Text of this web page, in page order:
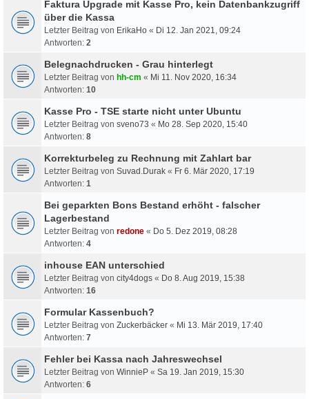
Faktura Upgrade mit Kasse Pro, kein Datenbankzugriff
über die Kassa
Letzter Beitrag von ErikaHo « Di 12. Jan 2021, 09:24
Antworten: 2
Belegnachdrucken - Grau hinterlegt
Letzter Beitrag von hh-cm « Mi 11. Nov 2020, 16:34
Antworten: 10
Kasse Pro - TSE starte nicht unter Ubuntu
Letzter Beitrag von sveno73 « Mo 28. Sep 2020, 15:40
Antworten: 8
Korrekturbeleg zu Rechnung mit Zahlart bar
Letzter Beitrag von Suvad.Durak « Fr 6. Mär 2020, 17:19
Antworten: 1
Bei geparkten Bons Bestand erhöht - falscher
Lagerbestand
Letzter Beitrag von redone « Do 5. Dez 2019, 08:28
Antworten: 4
inhouse EAN unterschied
Letzter Beitrag von city4dogs « Do 8. Aug 2019, 15:38
Antworten: 16
Formular Kassenbuch?
Letzter Beitrag von Zuckerbäcker « Mi 13. Mär 2019, 17:40
Antworten: 7
Fehler bei Kassa nach Jahreswechsel
Letzter Beitrag von WinnieP « Sa 19. Jan 2019, 15:30
Antworten: 6